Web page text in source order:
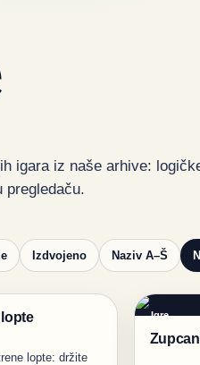
igara iz naše arhive:
pregledaču.
Izdvojeno Naziv A–Š
lopte: držite
Igre